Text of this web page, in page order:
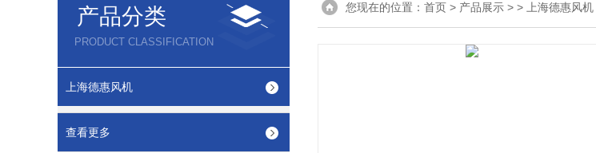
产品分类
PRODUCT CLASSIFICATION
上海德惠风机
查看更多
您现在的位置： 首页 > 产品展示 > > 上海德惠风机